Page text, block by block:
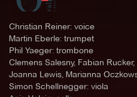
Christian Reiner: voice
Martin Eberle: trumpet
Phil Yaeger: trombone
Clemens Salesny, Fabian
Joanna Lewis, Marianna
Simon Schellnegger: viola